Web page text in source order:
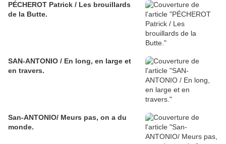
PÉCHEROT Patrick / Les brouillards
de la Butte.
SAN-ANTONIO / En long, en large et
en travers.
San-ANTONIO/ Meurs pas, on a du
monde.